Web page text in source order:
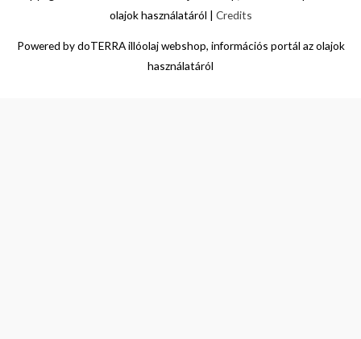
olajok használatáról | Credits
Powered bydoTERRA illóolaj webshop, információs portál az olajok
használatáról